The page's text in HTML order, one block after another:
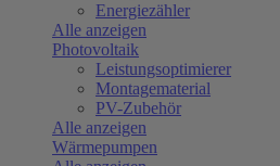
Energiezähler
Alle anzeigen
Photovoltaik
Leistungsoptimierer
Montagematerial
PV-Zubehör
Alle anzeigen
Wärmepumpen